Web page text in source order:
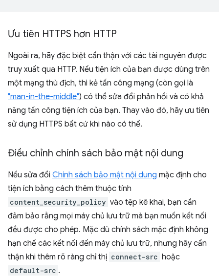
Ưu tiên HTTPS hơn HTTP
Ngoài ra, hãy đặc biệt cẩn thận với các tài nguyên được
truy xuất qua HTTP. Nếu tiện ích của bạn được dùng trên
một mạng thù địch, thì kẻ tấn công mạng (còn gọi là
"man-in-the-middle") có thể sửa đổi phản hồi và có khả
năng tấn công tiện ích của bạn. Thay vào đó, hãy ưu tiên
sử dụng HTTPS bất cứ khi nào có thể.
Điều chỉnh chính sách bảo mật nội dung
Nếu sửa đổi Chính sách bảo mật nội dung mặc định cho
tiện ích bằng cách thêm thuộc tính
content_security_policy vào tệp kê khai, bạn cần
đảm bảo rằng mọi máy chủ lưu trữ mà bạn muốn kết nối
đều được cho phép. Mặc dù chính sách mặc định không
hạn chế các kết nối đến máy chủ lưu trữ, nhưng hãy cẩn
thận khi thêm rõ ràng chỉ thị connect-src hoặc
default-src .